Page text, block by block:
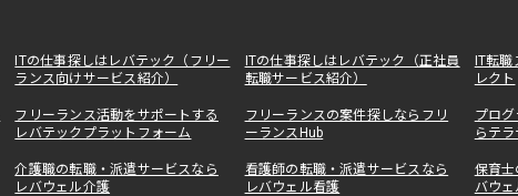
ITの仕事探しはレバテック（フリー
ランス向けサービス紹介）
ITの仕事探しはレバテック（正社員
転職サービス紹介）
IT転
レクト
フリーランス活動をサポートする
レバテックプラットフォーム
フリーランスの案件探しならフリ
ーランスHub
プロ
らテ
介護職の転職・派遣サービスなら
レバウェル介護
看護師の転職・派遣サービスなら
レバウェル看護
保育
バウ